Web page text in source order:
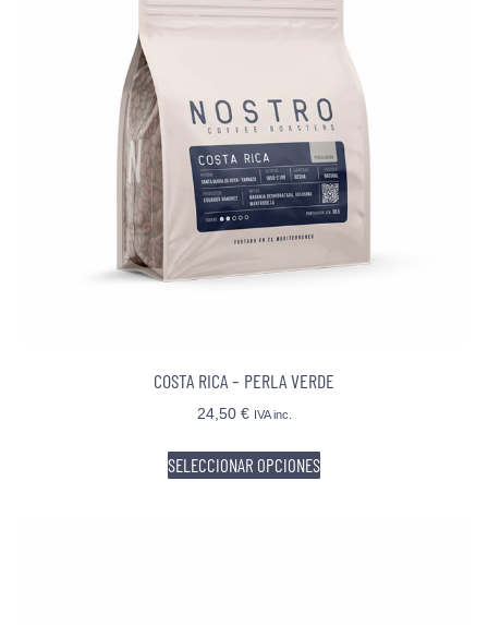
COSTA RICA – PERLA VERDE
24,50 € IVA inc.
SELECCIONAR OPCIONES